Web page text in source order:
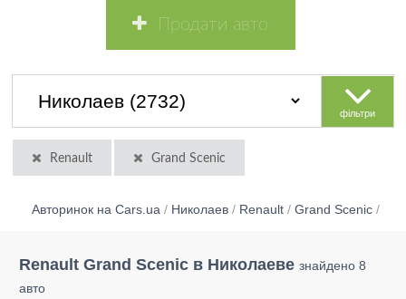
Продати авто
фільтри
Renault Grand Scenic
Авторинок на Cars.ua / Николаев / Renault / Grand Scenic /
Renault Grand Scenic в Николаеве знайдено 8
авто